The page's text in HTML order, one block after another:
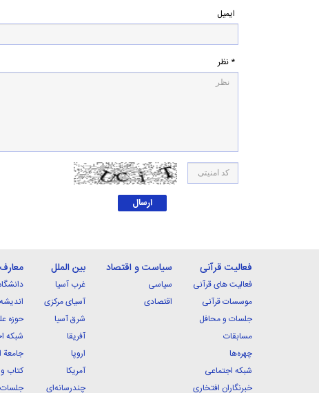
ایمیل
* نظر
فعالیت قرآنی
فعالیت های قرآنی
موسسات قرآنی
جلسات و محافل
مسابقات
چهره‌ها
شبکه اجتماعی
خبرنگاران افتخاری
سیاست و اقتصاد
سیاسی
اقتصادی
بین الملل
غرب آسیا
آسیای مرکزی
شرق آسیا
آفریقا
اروپا
آمریکا
چندرسانه‌ای
معارف
اندیشه
حوزه
شبکه
جامعة
کتاب
جلسات